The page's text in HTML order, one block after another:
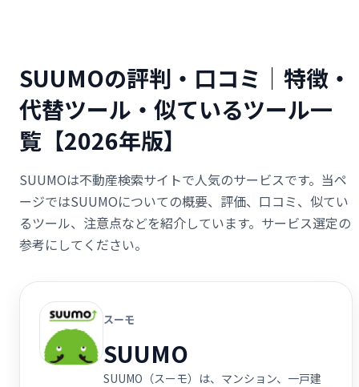
SUUMOの評判・口コミ｜特徴・
代替ツール・似ているツール一
覧【2026年版】
SUUMOは不動産検索サイトで人気のサービスです。当ペ
ージではSUUMOについての概要、評価、口コミ、似てい
るツール、注意点などを紹介しています。サービス選定の
参考にしてください。
スーモ
SUUMO
SUUMO（スーモ）は、マンション、一戸建